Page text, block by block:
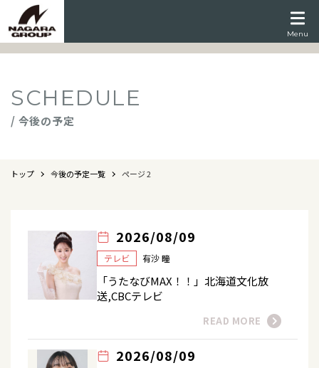
Menu
SCHEDULE
/ 今後の予定
トップ 今後の予定一覧 ページ 2
2026/08/09
テレビ 有沙 瞳
「うたなびMAX！！」北海道文化放
送,CBCテレビ
READ MORE
2026/08/09